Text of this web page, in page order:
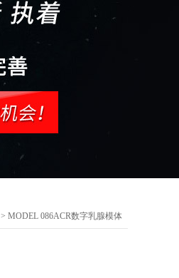
> MODEL 086ACR数字乳腺模体